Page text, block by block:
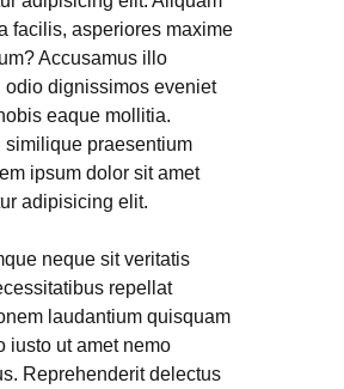
facilis, asperiores maxime
Accusamus illo
odio dignissimos eveniet
eaque mollitia.
similique praesentium
ipsum dolor sit amet
adipisicing elit.
neque sit veritatis
repellat
laudantium quisquam
iusto ut amet nemo
Reprehenderit delectus